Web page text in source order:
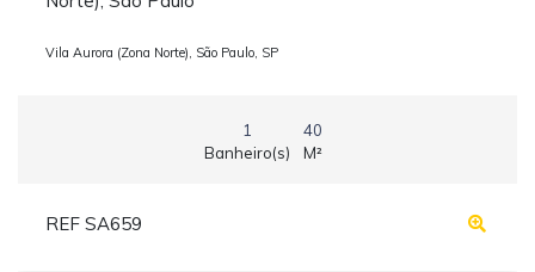
Vila Aurora (Zona Norte), São Paulo, SP
1
Banheiro(s)
40
M²
REF SA659